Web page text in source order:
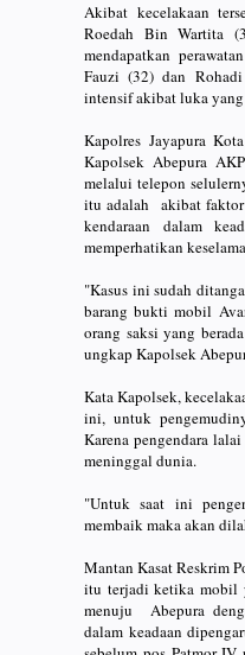
Akibat kecelakaan
Roedah Bin Wartita
mendapatkan
Fauzi (32) dan
intensif akibat luka
Kapolres Jayapura
Kapolsek Abepura
melalui telepon
itu adalah akibat faktor
kendaraan dalam
memperhatikan
"Kasus ini sudah
barang bukti mobil
orang saksi yang
ungkap Kapolsek
Kata Kapolsek,
ini, untuk
Karena pengendara
meninggal dunia.
"Untuk saat ini
membaik maka akan
Mantan Kasat Reskrim
itu terjadi ketika mobil
menuju Abepura
dalam keadaan